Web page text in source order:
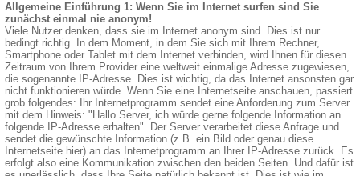
Allgemeine Einführung 1: Wenn Sie im Internet surfen sind Sie
zunächst einmal nie anonym!
Viele Nutzer denken, dass sie im Internet anonym sind. Dies ist nur
bedingt richtig. In dem Moment, in dem Sie sich mit Ihrem Rechner,
Smartphone oder Tablet mit dem Internet verbinden, wird Ihnen für diesen
Zeitraum von Ihrem Provider eine weltweit einmalige Adresse zugewiesen,
die sogenannte IP-Adresse. Dies ist wichtig, da das Internet ansonsten gar
nicht funktionieren würde. Wenn Sie eine Internetseite anschauen, passiert
grob folgendes: Ihr Internetprogramm sendet eine Anforderung zum Server
mit dem Hinweis: "Hallo Server, ich würde gerne folgende Information an
folgende IP-Adresse erhalten". Der Server verarbeitet diese Anfrage und
sendet die gewünschte Information (z.B. ein Bild oder genau diese
Internetseite hier) an das Internetprogramm an Ihrer IP-Adresse zurück. Es
erfolgt also eine Kommunikation zwischen den beiden Seiten. Und dafür ist